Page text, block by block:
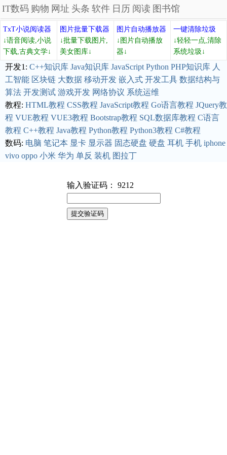
IT数码 购物 网址 头条 软件 日历 阅读 图书馆
TxT小说阅读器
↓语音阅读,小说
下载,古典文学↓
图片批量下载器
↓批量下载图片,
美女图库↓
图片自动播放器
↓图片自动播放
器↓
一键清除垃圾
↓轻轻一点,清除
系统垃圾↓
开发1: C++知识库 Java知识库 JavaScript Python PHP知识库 人
工智能 区块链 大数据 移动开发 嵌入式 开发工具 数据结构与
算法 开发测试 游戏开发 网络协议 系统运维
教程: HTML教程 CSS教程 JavaScript教程 Go语言教程 JQuery教
程 VUE教程 VUE3教程 Bootstrap教程 SQL数据库教程 C语言
教程 C++教程 Java教程 Python教程 Python3教程 C#教程
数码: 电脑 笔记本 显卡 显示器 固态硬盘 硬盘 耳机 手机 iphone
vivo oppo 小米 华为 单反 装机 图拉丁
输入验证码： 9212